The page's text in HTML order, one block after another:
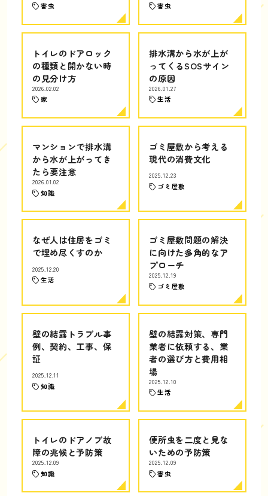
害虫 害虫
トイレのドアロック
の種類と開かない時
の見分け方
2026.02.02
家
排水溝から水が上が
ってくるSOSサイン
の原因
2026.01.27
生活
マンションで排水溝
から水が上がってき
たら要注意
2026.01.02
知識
ゴミ屋敷から考える
現代の消費文化
2025.12.23
ゴミ屋敷
なぜ人は住居をゴミ
で埋め尽くすのか
2025.12.20
生活
ゴミ屋敷問題の解決
に向けた多角的なア
プローチ
2025.12.19
ゴミ屋敷
壁の結露トラブル事
例、契約、工事、保
証
2025.12.11
知識
壁の結露対策、専門
業者に依頼する、業
者の選び方と費用相
場
2025.12.10
生活
トイレのドアノブ故
障の兆候と予防策
2025.12.09
知識
便所虫を二度と見な
いための予防策
2025.12.09
害虫